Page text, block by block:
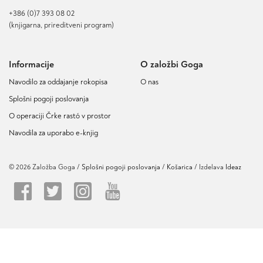
+386 (0)7 393 08 02
(knjigarna, prireditveni program)
Informacije
Navodilo za oddajanje rokopisa
Splošni pogoji poslovanja
O operaciji Črke rastó v prostor
Navodila za uporabo e-knjig
O založbi Goga
O nas
© 2026 Založba Goga / Splošni pogoji poslovanja Košarica / Izdelava Ideaz